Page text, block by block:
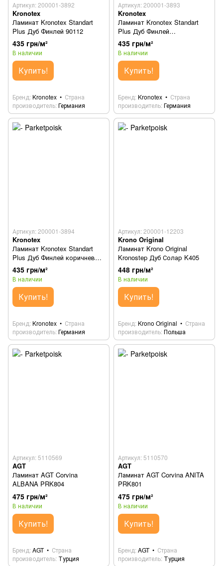
Артикул: 200001-3892
Kronotex
Ламинат Kronotex Standart
Plus Дуб Финлей 90112
435 грн/м²
В наличии
Купить!
Бренд Kronotex
Страна
производитель Германия
Артикул: 200001-3893
Kronotex
Ламинат Kronotex Standart
Plus Дуб Финлей
натуральный 90122
435 грн/м²
В наличии
Купить!
Бренд Kronotex
Страна
производитель Германия
Артикул: 200001-3894
Kronotex
Ламинат Kronotex Standart
Plus Дуб Финлей коричневый
90142
435 грн/м²
В наличии
Купить!
Бренд Kronotex
Страна
производитель Германия
Артикул: 200001-12203
Krono Original
Ламинат Krono Original
Kronostep Дуб Солар K405
448 грн/м²
В наличии
Купить!
Бренд Krono Original
Страна
производитель Польша
Артикул: 5110569
AGT
Ламинат AGT Corvina
ALBANA PRK804
475 грн/м²
В наличии
Купить!
Бренд AGT
Страна
производитель Турция
Артикул: 5110570
AGT
Ламинат AGT Corvina ANITA
PRK801
475 грн/м²
В наличии
Купить!
Бренд AGT
Страна
производитель Турция